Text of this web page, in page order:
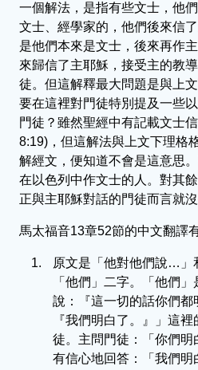
一個解法，是指有些文士，他
文士、經學家的，他們後來信
是他們本來是文士，後來再作
來歸信了主耶穌，接受主的教
徒。但這解釋最大問題是與上
要在這裡對門徒特別提及一些
門徒？雖然聖經中有記載文士
8:19)，但這解法與上文下理格
解經文，便知道不會是這意思
在以色列中作文士的人。對其
正與主耶穌對話的門徒而言就沒
馬太福音13章52節的中文翻譯
原文是「他對他們說…」
「他們」二字。「他們
說：『這一切的話你們都
『我們明白了。』」這
徒。主問門徒：「你們
有信心地回答：「我們明